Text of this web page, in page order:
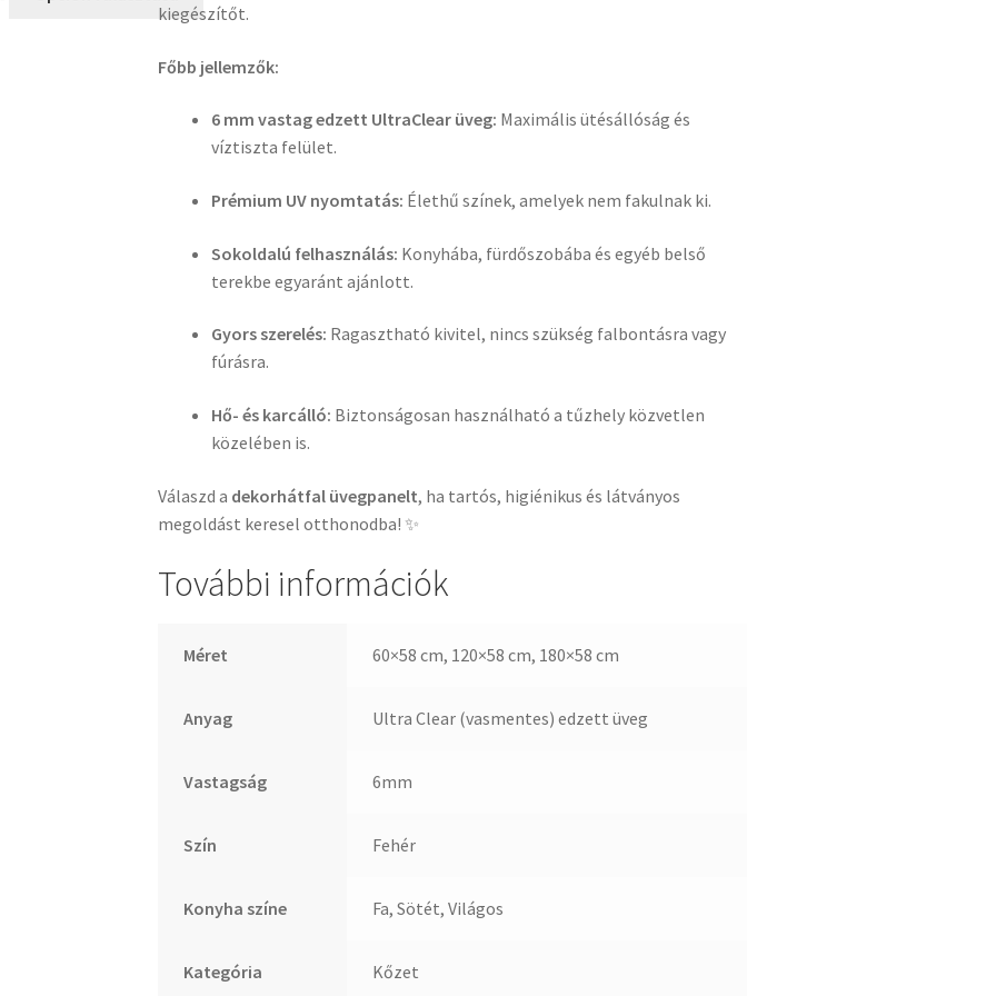
kiegészítőt.
Főbb jellemzők:
6 mm vastag edzett UltraClear üveg: Maximális ütésállóság és
víztiszta felület.
Prémium UV nyomtatás: Élethű színek, amelyek nem fakulnak ki.
Sokoldalú felhasználás: Konyhába, fürdőszobába és egyéb belső
terekbe egyaránt ajánlott.
Gyors szerelés: Ragasztható kivitel, nincs szükség falbontásra vagy
fúrásra.
Hő- és karcálló: Biztonságosan használható a tűzhely közvetlen
közelében is.
Válaszd a dekorhátfal üvegpanelt, ha tartós, higiénikus és látványos
megoldást keresel otthonodba! ✨
További információk
Méret 60×58 cm, 120×58 cm, 180×58 cm
Anyag Ultra Clear (vasmentes) edzett üveg
Vastagság 6mm
Szín Fehér
Konyha színe Fa, Sötét, Világos
Kategória Kőzet